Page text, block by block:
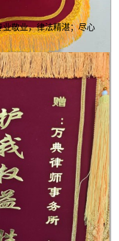
敬业，律法精湛；尽心